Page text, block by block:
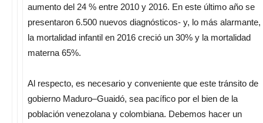
aumento del 24 % entre 2010 y 2016. En este último año se
presentaron 6.500 nuevos diagnósticos- y, lo más alarmante,
la mortalidad infantil en 2016 creció un 30% y la mortalidad
materna 65%.
Al respecto, es necesario y conveniente que este tránsito de
gobierno Maduro–Guaidó, sea pacífico por el bien de la
población venezolana y colombiana. Debemos hacer un